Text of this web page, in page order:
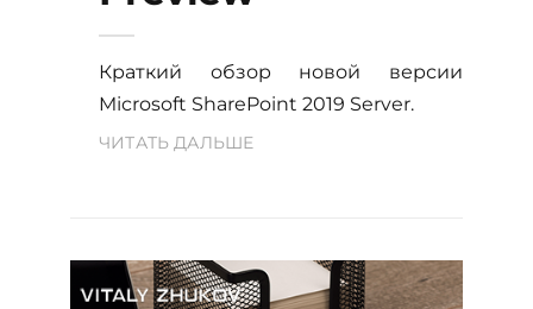
Краткий обзор новой версии
Microsoft SharePoint 2019 Server.
ЧИТАТЬ ДАЛЬШЕ